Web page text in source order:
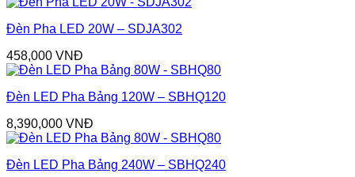
Đèn Pha LED 20W – SDJA302
458,000 VNĐ
Đèn LED Pha Bảng 120W – SBHQ120
8,390,000 VNĐ
Đèn LED Pha Bảng 240W – SBHQ240